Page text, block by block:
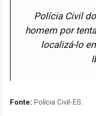
Polícia Civil
homem por
localizá-lo
Fonte: Polícia Civil-ES